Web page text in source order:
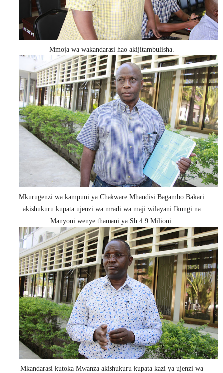
Mmoja wa wakandarasi hao akijitambulisha.
Mkurugenzi wa kampuni ya Chakware Mhandisi Bagambo Bakari
akishukuru kupata ujenzi wa mradi wa maji wilayani Ikungi na
Manyoni wenye thamani ya Sh.4.9 Milioni.
Mkandarasi kutoka Mwanza akishukuru kupata kazi ya ujenzi wa